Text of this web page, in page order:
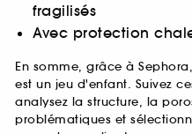
fragilisés
Avec protection
En somme, grâce à
est un jeu d'enfant. Suivez
analysez la structure, la
problématiques et